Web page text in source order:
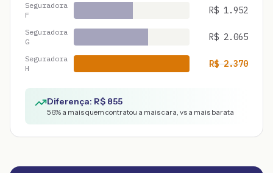
Seguradora
F
R$ 1.952
Seguradora
G
R$ 2.065
Seguradora
H
R$2.370
Diferença: R$ 855
56% a mais quem contratou a mais cara, vs a mais barata